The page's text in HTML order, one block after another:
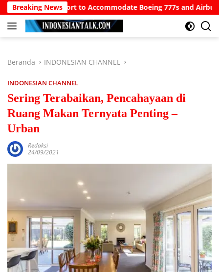
Langsung
ke
konten
Breaking News
Bali Airport to Accommodate Boeing 777s and Airbus A380s
Beranda INDONESIAN CHANNEL
INDONESIAN CHANNEL
Sering Terabaikan, Pencahayaan di
Ruang Makan Ternyata Penting –
Urban
Redaksi
24/09/2021